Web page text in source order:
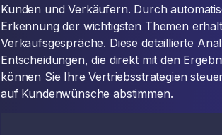
Kunden und Verkäufern. Durch
Erkennung der wichtigsten Themen
Verkaufsgespräche. Diese detaillierte
Entscheidungen, die direkt mit den
können Sie Ihre Vertriebsstrategien
auf Kundenwünsche abstimmen.